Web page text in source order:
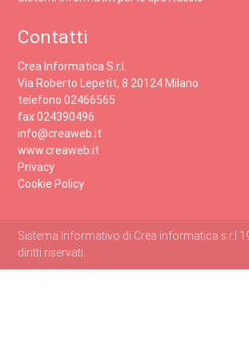
Contatti
Crea Informatica S.r.l.
Via Roberto Lepetit, 8 20124 Milano
telefono 02466565
fax 024390496
info@creaweb.it
www.creaweb.it
Privacy
Cookie Policy
Sistema Informativo di Crea informatica s.r.l
diritti riservati.